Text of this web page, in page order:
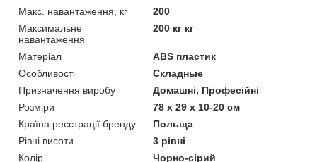
Макс. навантаження, кг
200
Максимальне
навантаження
200 кг кг
Матеріал
ABS пластик
Особливості
Складные
Призначення виробу
Домашні, Професійні
Розміри
78 х 29 х 10-20 см
Країна реєстрації бренду
Польща
Рівні висоти
3 рівні
Колір
Чорно-сірий